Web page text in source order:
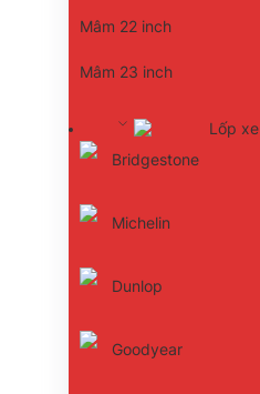
Mâm 22 inch
Mâm 23 inch
Lốp xe
Bridgestone
Michelin
Dunlop
Goodyear